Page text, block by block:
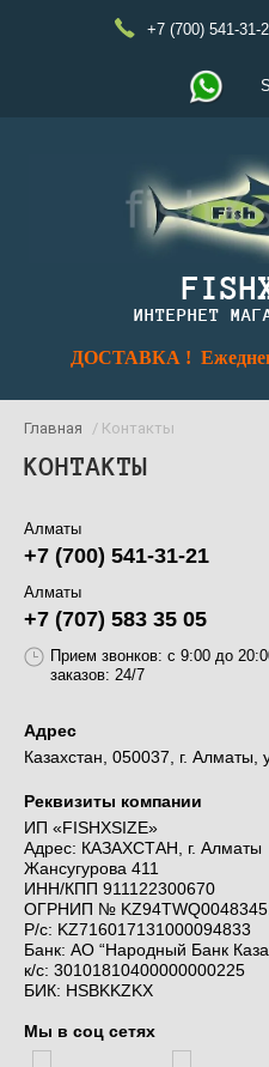
+7 (700) 541-31-
ИНТЕРНЕТ
ДОСТАВКА !
Главная / Контакты
КОНТАКТЫ
Алматы
+7 (700) 541-31-21
Алматы
+7 (707) 583 35 05
Прием звонков: с 9:00 до
заказов: 24/7
Адрес
Казахстан, 050037, г. Алматы,
Реквизиты компании
ИП «FISHXSIZE»
Адрес: КАЗАХСТАН, г. Алматы
Жансугурова 411
ИНН/КПП 911122300670
ОГРНИП №
Р/c: KZ716017131000094833
Банк: АО “Народный Банк
к/c: 30101810400000000225
БИК: HSBKKZKX
Мы в соц сетях